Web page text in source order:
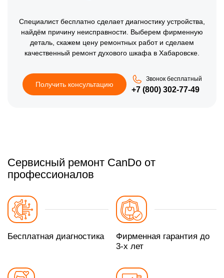
Специалист бесплатно сделает диагностику устройства,
найдём причину неисправности. Выберем фирменную
деталь, скажем цену ремонтных работ и сделаем
качественный ремонт духового шкафа в Хабаровске.
Получить консультацию
Звонок бесплатный
+7 (800) 302-77-49
Сервисный ремонт CanDo от
профессионалов
Бесплатная диагностика
Фирменная гарантия до
3-х лет